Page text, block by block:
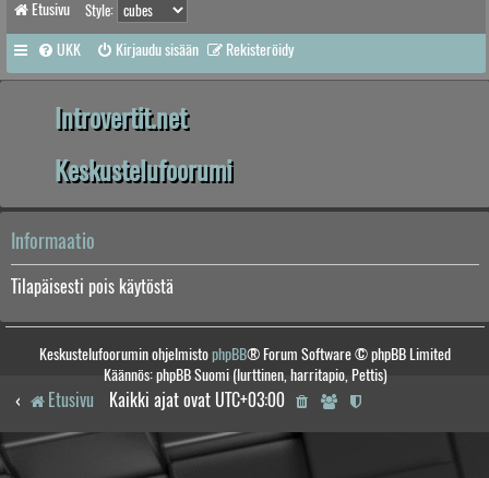
Etusivu Style:
UKK Kirjaudu sisään Rekisteröidy
Introvertit.net
Keskustelufoorumi
Informaatio
Tilapäisesti pois käytöstä
Keskustelufoorumin ohjelmistophpBB® Forum Software © phpBB Limited
Käännös: phpBB Suomi (lurttinen, harritapio, Pettis)
Etusivu Kaikki ajat ovat UTC+03:00